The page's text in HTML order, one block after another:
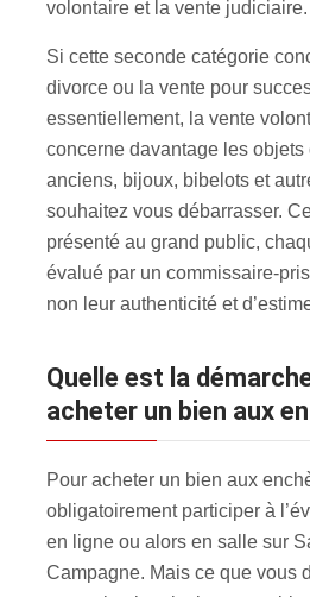
volontaire et la vente judiciaire.
Si cette seconde catégorie
divorce ou la vente pour
essentiellement, la vente
concerne davantage les objets
anciens, bijoux, bibelots et
souhaitez vous débarrasser.
présenté au grand public,
évalué par un commissaire-
non leur authenticité et
Quelle est la démarche à suivre pour
acheter un bien aux
Pour acheter un bien aux
obligatoirement participer à
en ligne ou alors en salle sur
Campagne. Mais ce que vous